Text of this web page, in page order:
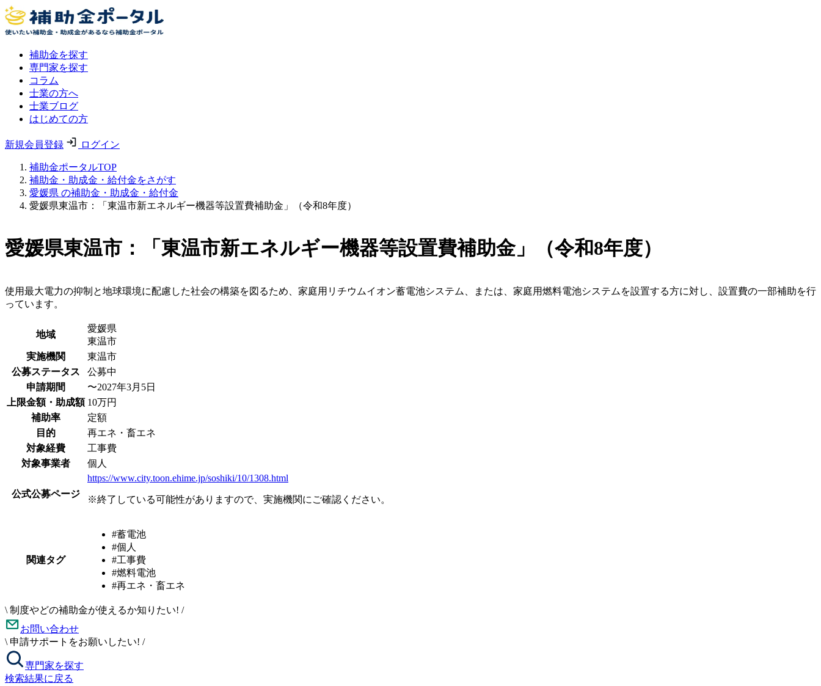
補助金を探す
専門家を探す
コラム
士業の方へ
士業ブログ
はじめての方
新規会員登録 ログイン
補助金ポータルTOP
補助金・助成金・給付金をさがす
愛媛県 の補助金・助成金・給付金
愛媛県東温市：「東温市新エネルギー機器等設置費補助金」（令和8年度）
愛媛県東温市：「東温市新エネルギー機器等設置費補助金」（令和8年度）
使用最大電力の抑制と地球環境に配慮した社会の構築を図るため、家庭用リチウムイオン蓄電池システム、または、家庭用燃料電池システムを設置する方に対し、設置費の一部補助を行
っています。
地域
愛媛県
東温市
実施機関
東温市
公募ステータス
公募中
申請期間
〜2027年3月5日
上限金額・助成額 10万円
補助率
定額
目的
再エネ・畜エネ
対象経費
工事費
対象事業者
個人
公式公募ページ
https://www.city.toon.ehime.jp/soshiki/10/1308.html
※終了している可能性がありますので、実施機関にご確認ください。
関連タグ
#蓄電池
#個人
#工事費
#燃料電池
#再エネ・畜エネ
\ 制度やどの補助金が使えるか知りたい! /
お問い合わせ
\ 申請サポートをお願いしたい! /
専門家を探す
検索結果に戻る